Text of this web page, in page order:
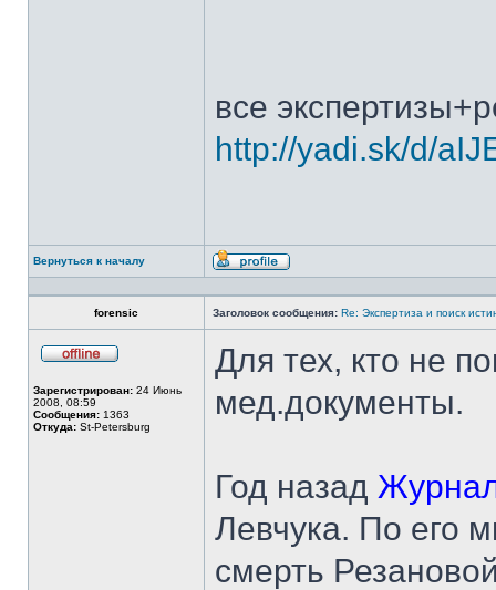
все
http://yadi.sk/d/
Вернуться к началу
Профиль
forensic Заголовок сообщения: Re: Экспертиза и поиск
сети
Зарегистрирован: 24 Июнь
2008, 08:59
Сообщения: 1363
Откуда: St-Petersburg
Для тех, кто не
мед.документы.
Год назад
Левчука. По его
смерть